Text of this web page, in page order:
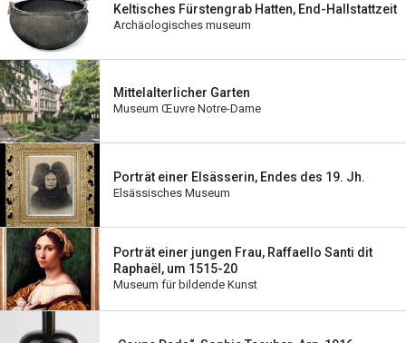
Keltisches Fürstengrab Hatten, End-Hallstattzeit
Archäologisches museum
Mittelalterlicher Garten
Museum Œuvre Notre-Dame
Porträt einer Elsässerin, Endes des 19. Jh.
Elsässisches Museum
Porträt einer jungen Frau, Raffaello Santi dit
Raphaël, um 1515-20
Museum für bildende Kunst